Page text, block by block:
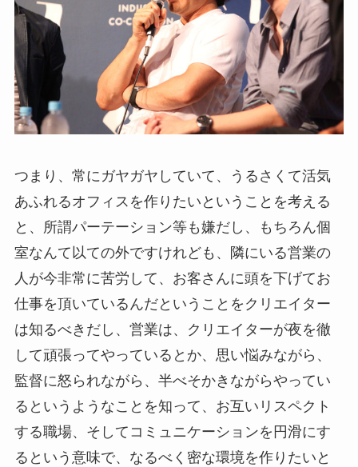
つまり、常にガヤガヤしていて、うるさくて活気
あふれるオフィスを作りたいということを考える
と、所謂パーテーション等も嫌だし、もちろん個
室なんて以ての外ですけれども、隣にいる営業の
人が今非常に苦労して、お客さんに頭を下げてお
仕事を頂いているんだということをクリエイター
は知るべきだし、営業は、クリエイターが夜を徹
して頑張ってやっているとか、思い悩みながら、
監督に怒られながら、半べそかきながらやってい
るというようなことを知って、お互いリスペクト
する職場、そしてコミュニケーションを円滑にす
るという意味で、なるべく密な環境を作りたいと